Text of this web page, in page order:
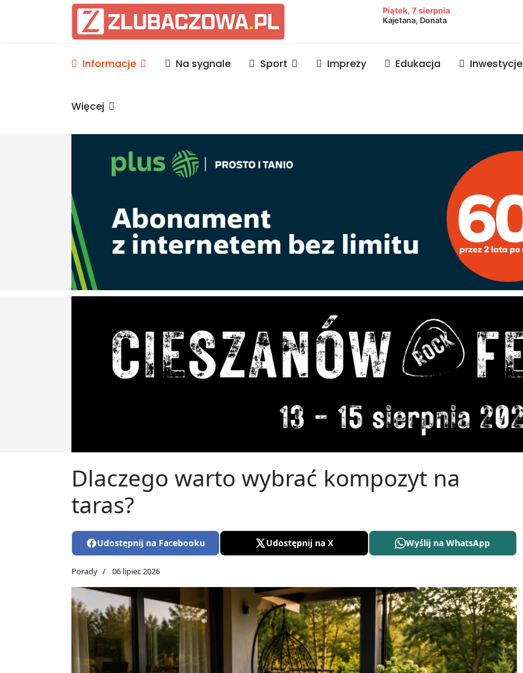
Informacje Lubaczów, powiat lubaczowski
Piątek, 7 sierpnia
Kajetana, Donata
Informacje Na sygnale Sport Imprezy Edukacja Inwestycje
Więcej
Dlaczego warto wybrać kompozyt na
taras?
Udostępnij na Facebooku Udostępnij na X Wyślij na WhatsApp
Porady 06 lipiec 2026